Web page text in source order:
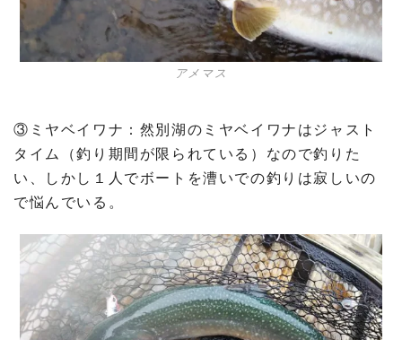
アメマス
③ミヤベイワナ：然別湖のミヤベイワナはジャスト
タイム（釣り期間が限られている）なので釣りた
い、しかし１人でボートを漕いでの釣りは寂しいの
で悩んでいる。